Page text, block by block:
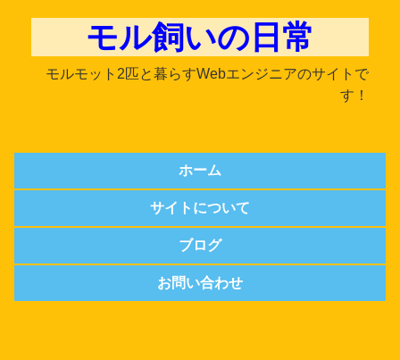
モル飼いの日常
モルモット2匹と暮らすWebエンジニアのサイトで
す！
ホーム
サイトについて
ブログ
お問い合わせ